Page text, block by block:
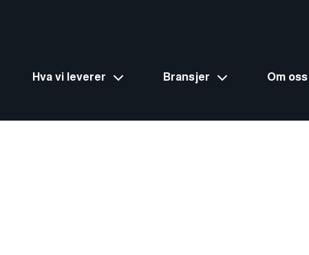
Hva vi leverer Bransjer Om oss